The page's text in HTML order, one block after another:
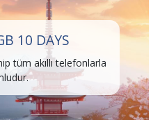
10 DAYS
tüm akıllı telefonlarla